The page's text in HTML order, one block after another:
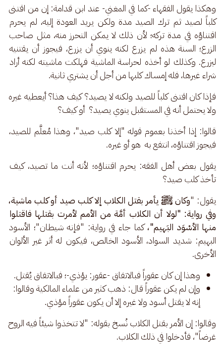
وهكذا يقول الفقهاء -كما في المغني- عند ابن قدامة: إن من اقتنى
كلباً لصيد ثم ترك الصيد مدة ولكن يريد العودة إليه، لم يحرم
اقتناؤه في مدة تركه؛ لأن ذلك لا يمكن التحرز منه، مثل صاحب
الزرع؛ السنة هذه لم يزرع لكنه ينوي أن يزرع، فيجوز أن يقتنيه
ليزرع. وكذلك لو أخذه لحراسة الماشية فهلكت ماشيته لكنه أراد
شراء غيرها، فله إمساك كلبها من أجل أن يشتري ثانية.
فإذا كان اقتنى كلباً للصيد ولكنه لا يصيد؟ كيف هذا؟ أيعطيه غيره
ولا يحتمل أنه في المستقبل ينوي يصيد؟  أو كيف؟
قالوا: إذا أخذنا بعموم قوله "إلا كلب صيد"، وهذا مُعلَّم للصيد،
فيجوز اقتناؤه، انتفع به  هو أو غيره.
يقول بعض أهل الفقه: يحرم اقتناؤه؛ لأنه أنت ما تصيد، كيف
تأخذ كلب صيد؟
يقول: "وكان ﷺ يأمر بقتل الكلاب إلا كلب صيد أو كلب ماشية،
وفي رواية: "لولا أن الكلاب أمَّة من الأمم لأمرت بقتلها فاقتلوا
منها الأسْوَد البَهيم"، كما جاء في رواية: "فإنه شيطان"؛ الأسود
البهيم: شديد السواد، الأسود الخالص، فيكون له أثر غير الألوان
الأخرى.
وهذا إن كان عقوراً فبالاتفاق -عقور: يؤذي-؛ فبالاتفاق يُقتل.
وإن لم يكن عقوراً قال: ذهب كثير من علماء المالكية وقالوا:
إنه لا يقتل أسود ولا غيره إلا أن يكون عقوراً مؤذي.
وقالوا: إن الأمر بقتل الكلاب نُسخ بقوله: "لا تتخذوا شيئاً فيه الروح
غرضاً"، فأدخلوا في ذلك الكلاب.